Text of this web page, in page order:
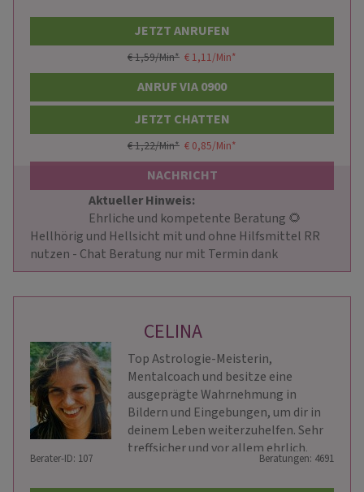
JETZT ANRUFEN
€ 1,59/Min* € 1,11/Min*
ANRUF VIA 0900
JETZT CHATTEN
€ 1,22/Min* € 0,85/Min*
NACHRICHT
Aktueller Hinweis:
Hellhörig und Hellsicht mit und ohne Hilfsmittel RR
nutzen - Chat Beratung nur mit Termin dank
CELINA
Top Astrologie-Meisterin,
Mentalcoach und besitze eine
ausgeprägte Wahrnehmung in
Bildern und Eingebungen, um dir in
deinem Leben weiterzuhelfen. Sehr
treffsicher und vor allem ehrlich.
Berater-ID: 107 Beratungen: 4691